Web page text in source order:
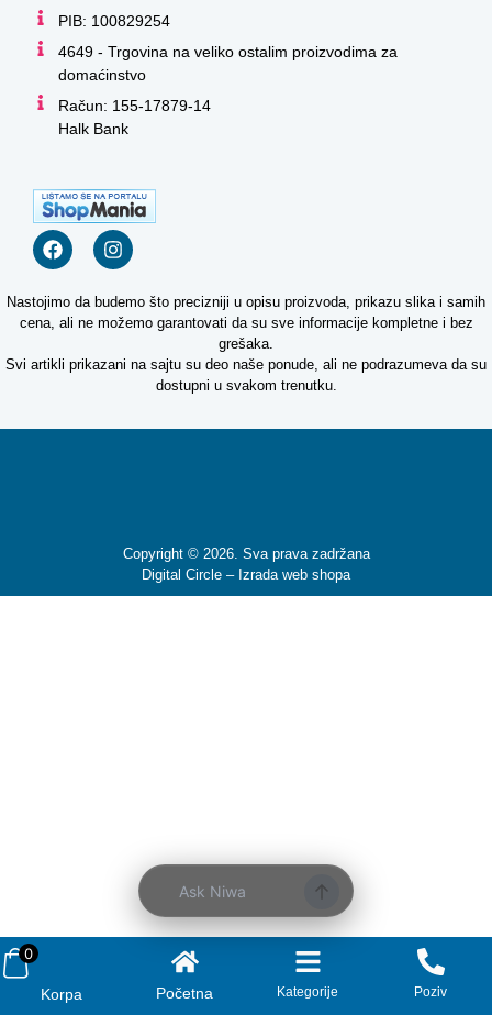
Korpa
0
Početna Kategorije Poziv
PIB: 100829254
4649 - Trgovina na veliko ostalim proizvodima za
domaćinstvo
Račun: 155-17879-14
Halk Bank
Nastojimo da budemo što precizniji u opisu proizvoda, prikazu slika i samih
cena, ali ne možemo garantovati da su sve informacije kompletne i bez
grešaka.
Svi artikli prikazani na sajtu su deo naše ponude, ali ne podrazumeva da su
dostupni u svakom trenutku.
Copyright © 2026. Sva prava zadržana
Digital Circle – Izrada web shopa
Ask Niwa